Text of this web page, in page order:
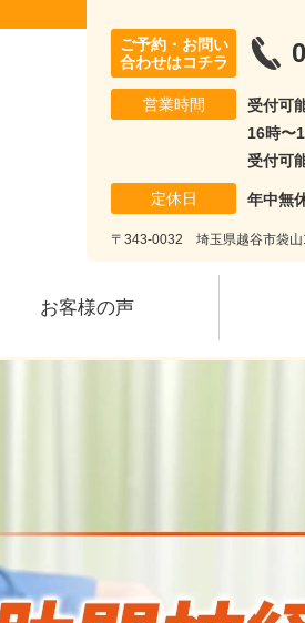
ご予約・お問い
合わせはコチラ
営業時間
受付可
16時〜
受付可
定休日 年中無
〒343-0032 埼玉県越谷市袋山
お客様の声